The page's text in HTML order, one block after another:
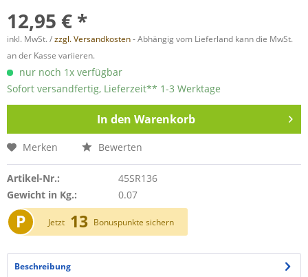
12,95 € *
inkl. MwSt. /zzgl. Versandkosten- Abhängig vom Lieferland kann die MwSt.
an der Kasse variieren.
nur noch 1x verfügbar
Sofort versandfertig, Lieferzeit** 1-3 Werktage
In den Warenkorb
Merken Bewerten
Artikel-Nr.:
45SR136
Gewicht in Kg.:
0.07
P Jetzt 13 Bonuspunkte sichern
Beschreibung